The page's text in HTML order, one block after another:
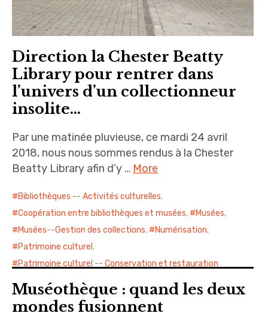
Direction la Chester Beatty
Library pour rentrer dans
l’univers d’un collectionneur
insolite…
Par une matinée pluvieuse, ce mardi 24 avril
2018, nous nous sommes rendus à la Chester
Beatty Library afin d’y … More
Bibliothèques -- Activités culturelles,
Coopération entre bibliothèques et musées, Musées,
Musées--Gestion des collections, Numérisation,
Patrimoine culturel ,
Patrimoine culturel -- Conservation et restauration
Muséothèque : quand les deux
mondes fusionnent